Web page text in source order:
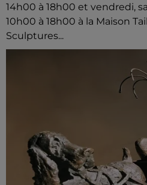
14h00 à 18h00 et vendredi,
10h00 à 18h00 à la Maison
Sculptures...